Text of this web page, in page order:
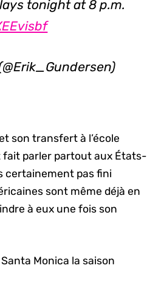
tonight at 8 p.m.
son transfert à l’école
fait parler partout aux États-
certainement pas fini
sont même déjà en
à eux une fois son
Monica la saison